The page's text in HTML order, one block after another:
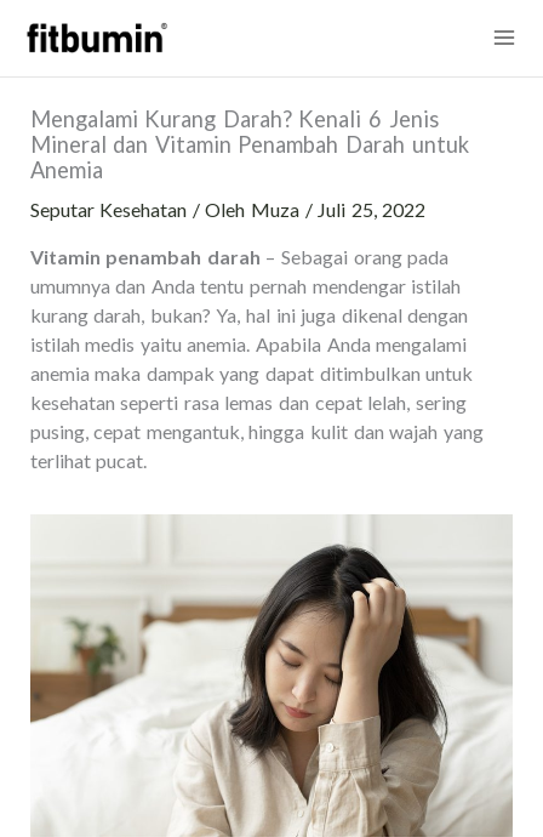
konten
Mengalami Kurang Darah? Kenali 6 Jenis
Mineral dan Vitamin Penambah Darah untuk
Anemia
Seputar Kesehatan / Oleh Muza / Juli 25, 2022
Vitamin penambah darah – Sebagai orang pada
umumnya dan Anda tentu pernah mendengar istilah
kurang darah, bukan? Ya, hal ini juga dikenal dengan
istilah medis yaitu anemia. Apabila Anda mengalami
anemia maka dampak yang dapat ditimbulkan untuk
kesehatan seperti rasa lemas dan cepat lelah, sering
pusing, cepat mengantuk, hingga kulit dan wajah yang
terlihat pucat.